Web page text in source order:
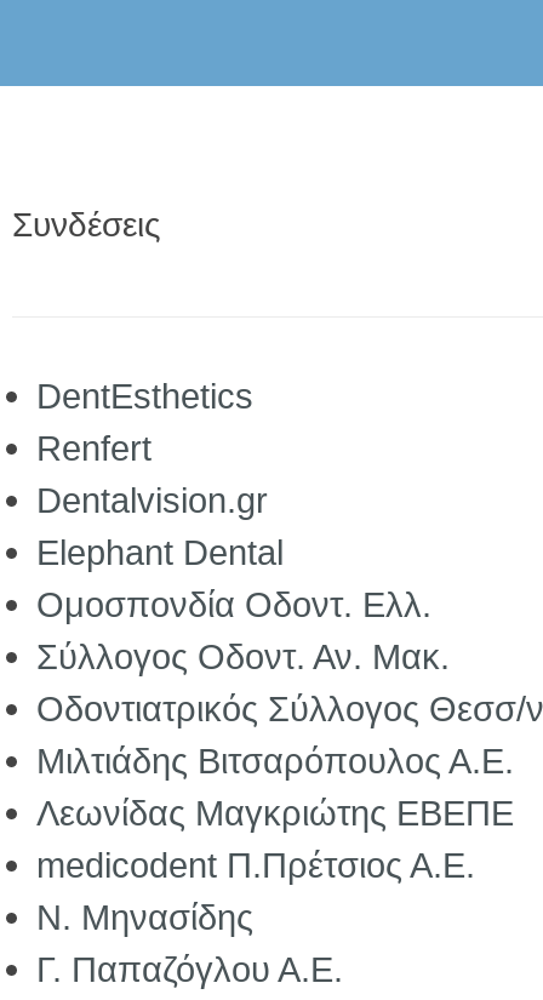
Συνδέσεις
DentEsthetics
Renfert
Dentalvision.gr
Elephant Dental
Ομοσπονδία Οδοντ. Ελλ.
Σύλλογος Οδοντ. Αν. Μακ.
Οδοντιατρικός Σύλλογος Θεσσ/
Μιλτιάδης Βιτσαρόπουλος Α.Ε.
Λεωνίδας Μαγκριώτης ΕΒΕΠΕ
medicodent Π.Πρέτσιος Α.Ε.
Ν. Μηνασίδης
Γ. Παπαζόγλου Α.Ε.